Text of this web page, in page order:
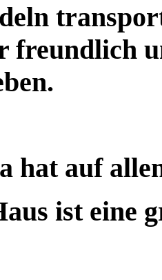
freundlich
hat auf
ist eine